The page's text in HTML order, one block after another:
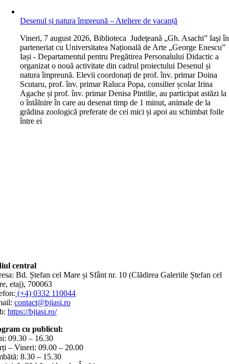
Desenul și natura împreună – Ateliere de vacanță
Vineri, 7 august 2026, Biblioteca Judeţeană „Gh. Asachi” Iaşi în
parteneriat cu Universitatea Națională de Arte „George Enescu”
Iași - Departamentul pentru Pregătirea Personalului Didactic a
organizat o nouă activitate din cadrul proiectului Desenul și
natura împreună. Elevii coordonați de prof. înv. primar Doina
Scutaru, prof. înv. primar Raluca Popa, consilier școlar Irina
Agache și prof. înv. primar Denisa Pintilie, au participat astăzi la
o întâlnire în care au desenat timp de 1 minut, animale de la
grădina zoologică preferate de cei mici și apoi au schimbat foile
între ei
central
Bd. Ștefan cel Mare și Sfânt nr. 10 (Clădirea Galeriile Ștefan cel
etaj), 700063
(+4) 0332 110044
contact@bjiasi.ro
https://bjiasi.ro/
cu publicul:
09.30 – 16.30
– Vineri: 09.00 – 20.00
8.30 – 15.30